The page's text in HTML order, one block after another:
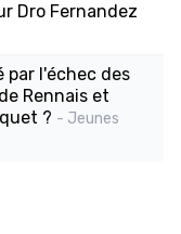
Dro Fernandez
par l'échec des
Rennais et
? - Jeunes